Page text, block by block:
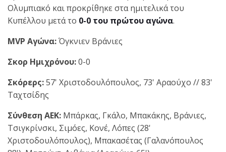
Ολυμπιακό και προκρίθηκε στα ημιτελικά του
Κυπέλλου μετά το 0-0 του πρώτου αγώνα.
MVP Αγώνα:Όγκνιεν Βράνιες
Σκορ Ημιχρόνου:0-0
Σκόρερς:57' Χριστοδουλόπουλος, 73' Αραούχο // 83'
Ταχτσίδης
Σύνθεση ΑΕΚ: Μπάρκας, Γκάλο, Μπακάκης, Βράνιες,
Τσιγκρίνσκι, Σιμόες, Κονέ, Λόπες (28'
Χριστοδουλόπουλος), Μπακασέτας (Γαλανόπουλος